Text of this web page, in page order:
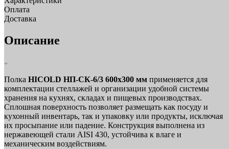
Оплата
Доставка
Описание
Полка HICOLD НП-СК-6/3 600х300 мм применяется для
комплектации стеллажей и организации удобной системы
хранения на кухнях, складах и пищевых производствах.
Сплошная поверхность позволяет размещать как посуду и
кухонный инвентарь, так и упаковку или продукты, исключая
их просыпание или падение. Конструкция выполнена из
нержавеющей стали AISI 430, устойчива к влаге и
механическим воздействиям.